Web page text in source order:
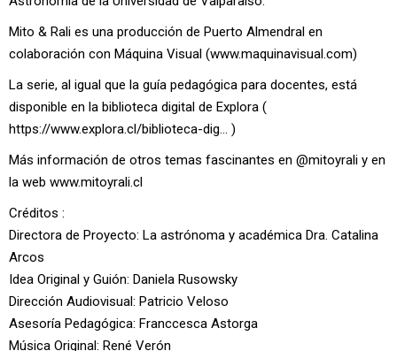
Mito & Rali es una producción de Puerto Almendral en
colaboración con Máquina Visual (www.maquinavisual.com)
La serie, al igual que la guía pedagógica para docentes, está
disponible en la biblioteca digital de Explora (
https://www.explora.cl/biblioteca-dig… )
Más información de otros temas fascinantes en @mitoyrali y en
la web www.mitoyrali.cl
Créditos :
Directora de Proyecto: La astrónoma y académica Dra. Catalina
Arcos
Idea Original y Guión: Daniela Rusowsky
Dirección Audiovisual: Patricio Veloso
Asesoría Pedagógica: Franccesca Astorga
Música Original: René Verón